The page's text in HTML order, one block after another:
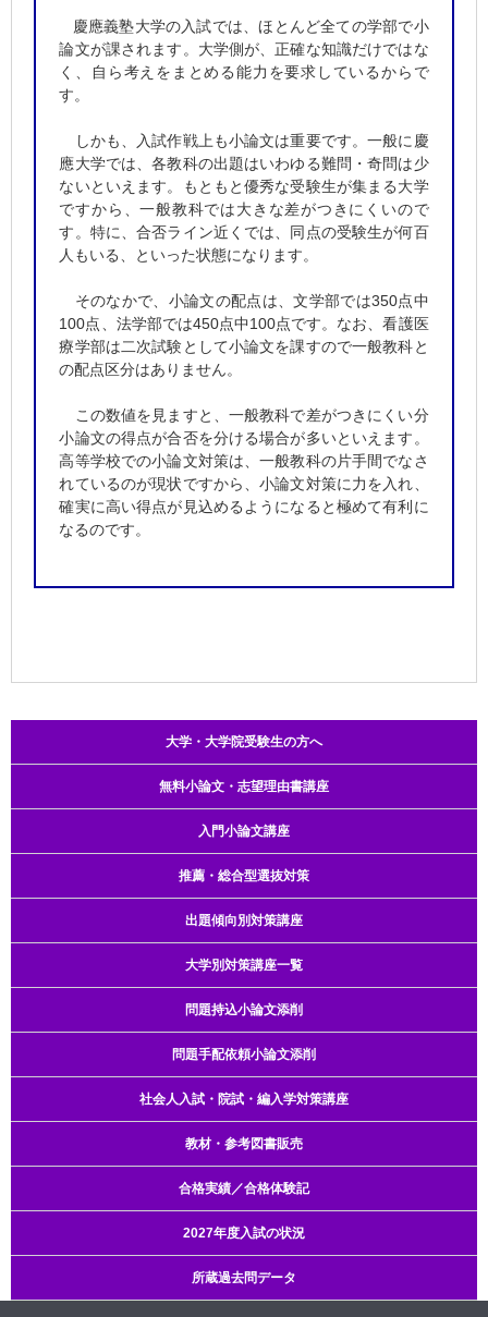
慶應義塾大学の入試では、ほとんど全ての学部で小
論文が課されます。大学側が、正確な知識だけではな
く、自ら考えをまとめる能力を要求しているからで
す。
しかも、入試作戦上も小論文は重要です。一般に慶
應大学では、各教科の出題はいわゆる難問・奇問は少
ないといえます。もともと優秀な受験生が集まる大学
ですから、一般教科では大きな差がつきにくいので
す。特に、合否ライン近くでは、同点の受験生が何百
人もいる、といった状態になります。
そのなかで、小論文の配点は、文学部では350点中
100点、法学部では450点中100点です。なお、看護医
療学部は二次試験として小論文を課すので一般教科と
の配点区分はありません。
この数値を見ますと、一般教科で差がつきにくい分
小論文の得点が合否を分ける場合が多いといえます。
高等学校での小論文対策は、一般教科の片手間でなさ
れているのが現状ですから、小論文対策に力を入れ、
確実に高い得点が見込めるようになると極めて有利に
なるのです。
大学・大学院受験生の方へ
無料小論文・志望理由書講座
入門小論文講座
推薦・総合型選抜対策
出題傾向別対策講座
大学別対策講座一覧
問題持込小論文添削
問題手配依頼小論文添削
社会人入試・院試・編入学対策講座
教材・参考図書販売
合格実績／合格体験記
2027年度入試の状況
所蔵過去問データ